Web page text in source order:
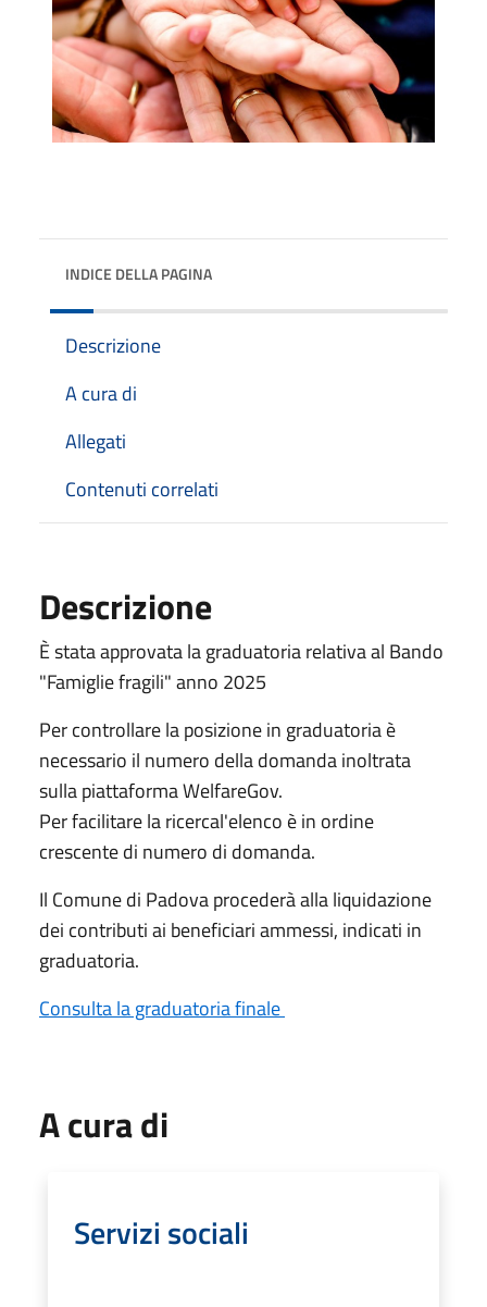
INDICE DELLA PAGINA
Descrizione
A cura di
Allegati
Contenuti correlati
Descrizione
È stata approvata la graduatoria relativa al Bando
"Famiglie fragili" anno 2025
Per controllare la posizione in graduatoria è
necessario il numero della domanda inoltrata
sulla piattaforma WelfareGov.
Per facilitare la ricercal'elenco è in ordine
crescente di numero di domanda.
Il Comune di Padova procederà alla liquidazione
dei contributi ai beneficiari ammessi, indicati in
graduatoria.
Consulta la graduatoria finale
A cura di
Servizi sociali